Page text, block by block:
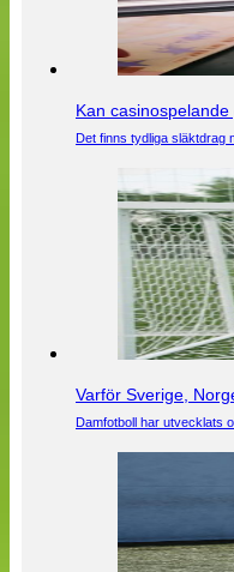
Kan
Det finns tydliga släktdrag
Varför Sverige,
Damfotboll har utvecklats